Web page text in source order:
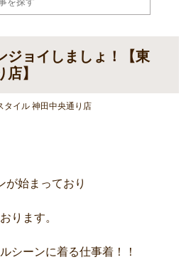
ジョイしましょ！【東
】
イル 神田中央通り店
が始まっており
ります。
シーンに着る仕事着！！